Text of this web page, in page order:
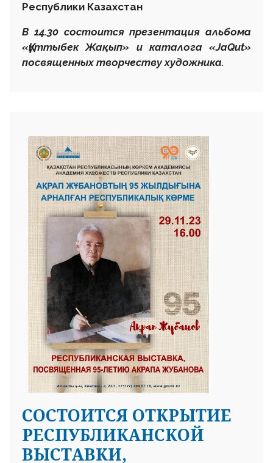
Республики Казахстан
В 14.30 состоится презентация альбома
«Құттыбек Жақып» и каталога «JaQut»
посвященных творчеству художника.
СОСТОИТСЯ ОТКРЫТИЕ
РЕСПУБЛИКАНСКОЙ
ВЫСТАВКИ,